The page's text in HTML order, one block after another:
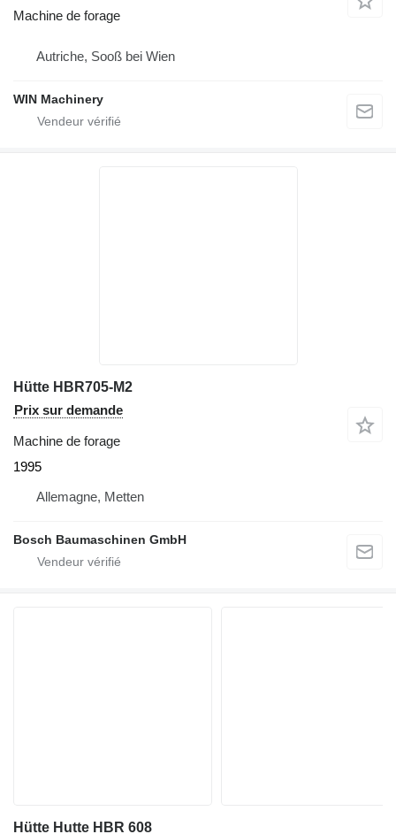
Machine de forage
Autriche, Sooß bei Wien
WIN Machinery
Hütte HBR705-M2
Prix sur demande
Machine de forage
1995
Allemagne, Metten
Bosch Baumaschinen GmbH
Hütte Hutte HBR 608